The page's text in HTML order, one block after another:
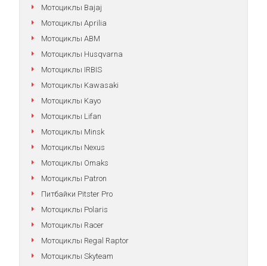
Мотоциклы Bajaj
Мотоциклы Aprilia
Мотоциклы АВМ
Мотоциклы Husqvarna
Мотоциклы IRBIS
Мотоциклы Kawasaki
Мотоциклы Kayo
Мотоциклы Lifan
Мотоциклы Minsk
Мотоциклы Nexus
Мотоциклы Omaks
Мотоциклы Patron
Питбайки Pitster Pro
Мотоциклы Polaris
Мотоциклы Racer
Мотоциклы Regal Raptor
Мотоциклы Skyteam